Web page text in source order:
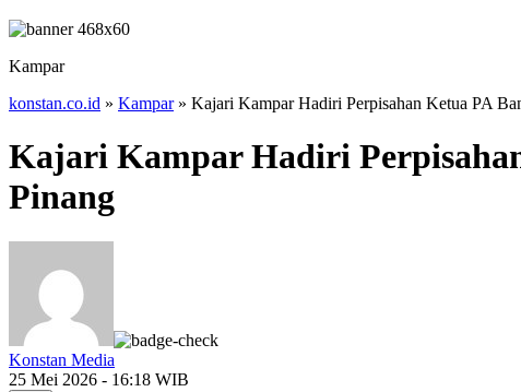
Kampar
konstan.co.id » Kampar » Kajari Kampar Hadiri Perpisahan Ketua PA
Kajari Kampar Hadiri
Pinang
Konstan Media
25 Mei 2026 - 16:18 WIB